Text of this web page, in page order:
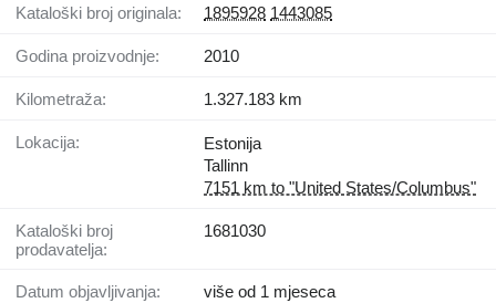
Kataloški broj originala: 1895928 1443085
Godina proizvodnje: 2010
Kilometraža: 1.327.183 km
Lokacija:
Estonija
Tallinn
7151 km to "United States/Columbus"
Kataloški broj
prodavatelja:
1681030
Datum objavljivanja: više od 1 mjeseca